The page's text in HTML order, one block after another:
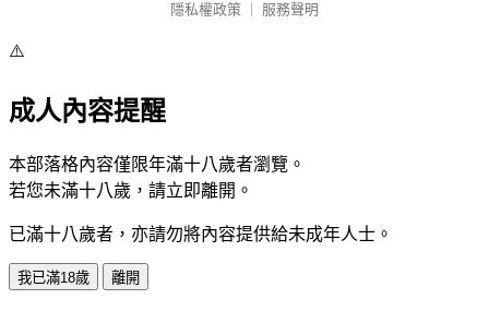
隱私權政策
服務聲明
⚠️
成人內容提醒
本部落格內容僅限年滿十八歲者瀏覽。
若您未滿十八歲，請立即離開。
已滿十八歲者，亦請勿將內容提供給未成年人士。
我已滿18歲 離開